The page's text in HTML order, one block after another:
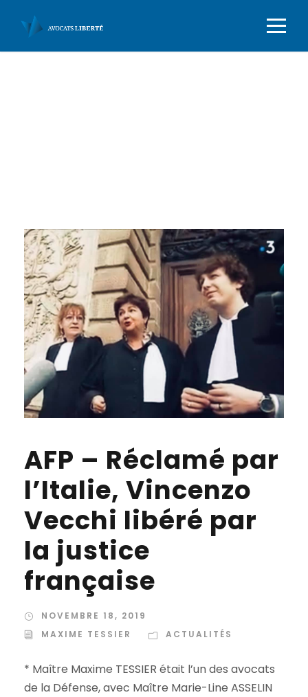
AFP – Réclamé par
l’Italie, Vincenzo
Vecchi libéré par
la justice
française
NOVEMBRE 18, 2019
MAXIME TESSIER
ACTUALITÉS
* Maître Maxime TESSIER était l’un des avocats
de la Défense, avec Maître Marie-Line ASSELIN